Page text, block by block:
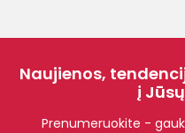
Naujienos,
į
Prenumeruokite -